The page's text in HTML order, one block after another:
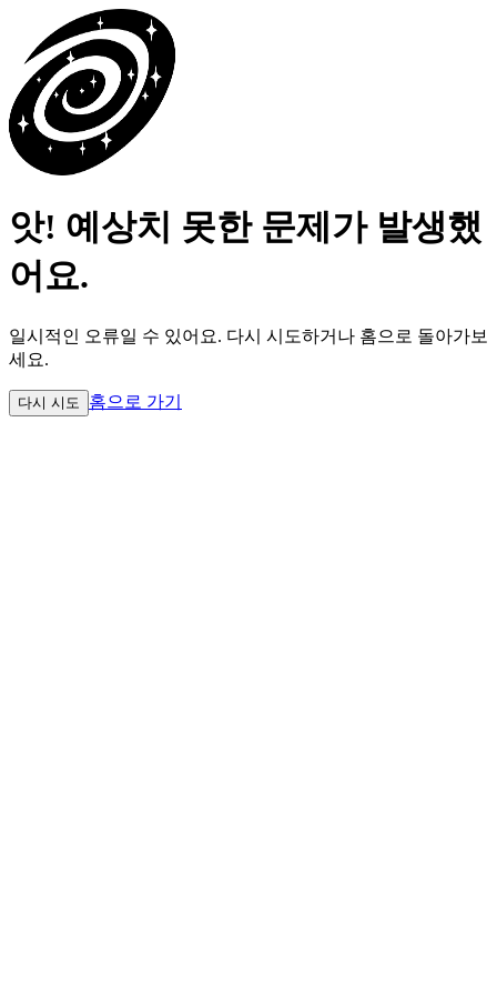
앗! 예상치 못한 문제가 발생했
어요.
일시적인 오류일 수 있어요. 다시 시도하거나 홈으로 돌아가보
세요.
다시 시도 홈으로 가기